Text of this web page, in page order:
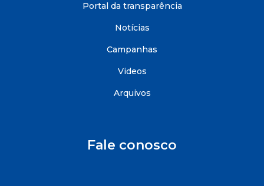
Portal da transparência
Notícias
Campanhas
Videos
Arquivos
Fale conosco